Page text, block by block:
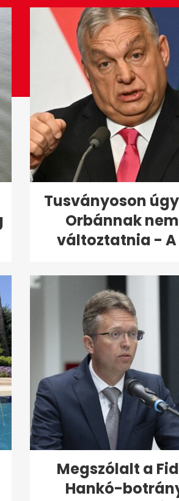
Tusványoson
Orbánnak
változtatnia - A
Megszólalt a
Hankó-